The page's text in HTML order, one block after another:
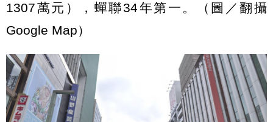
1307萬元），蟬聯34年第一。（圖／翻攝
Google Map）